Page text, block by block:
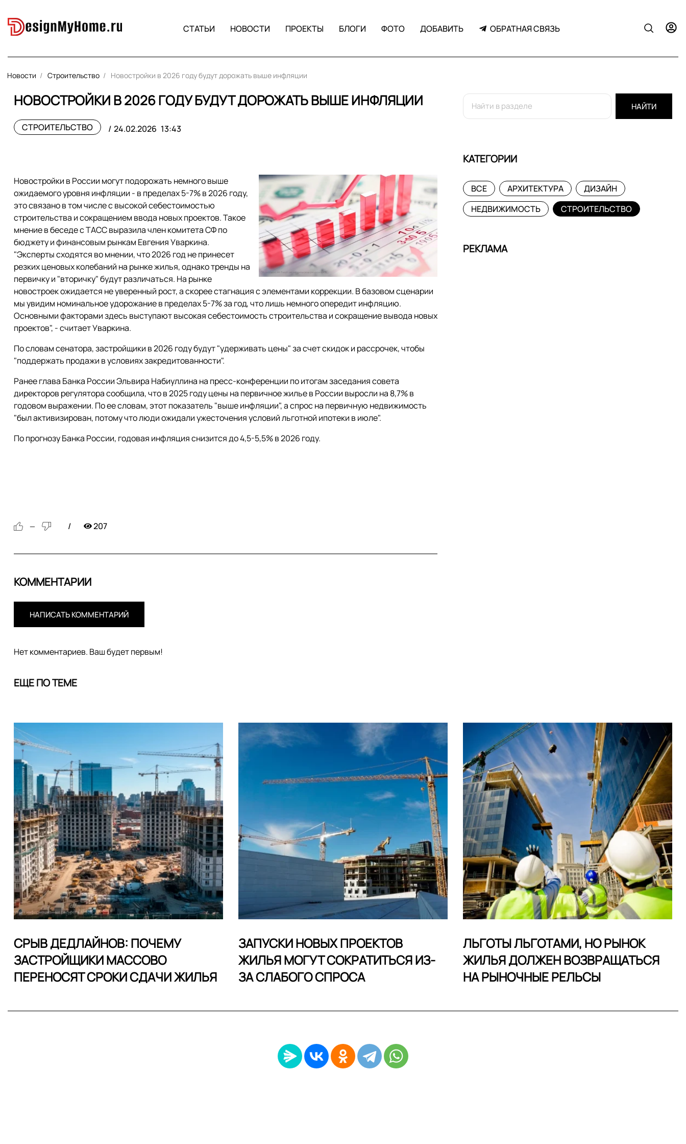
СТАТЬИ НОВОСТИ ПРОЕКТЫ БЛОГИ ФОТО ДОБАВИТЬ ОБРАТНАЯ СВЯЗЬ
Новости Строительство Новостройки в 2026 году будут дорожать выше инфляции
НОВОСТРОЙКИ В 2026 ГОДУ БУДУТ ДОРОЖАТЬ ВЫШЕ ИНФЛЯЦИИ
СТРОИТЕЛЬСТВО 24.02.2026 13:43
Новостройки в России могут подорожать немного выше
ожидаемого уровня инфляции - в пределах 5-7% в 2026 году,
это связано в том числе с высокой себестоимостью
строительства и сокращением ввода новых проектов. Такое
мнение в беседе с ТАСС выразила член комитета СФ по
бюджету и финансовым рынкам Евгения Уваркина.
"Эксперты сходятся во мнении, что 2026 год не принесет
резких ценовых колебаний на рынке жилья, однако тренды на
первичку и "вторичку" будут различаться. На рынке
новостроек ожидается не уверенный рост, а скорее стагнация с элементами коррекции. В базовом сценарии
мы увидим номинальное удорожание в пределах 5-7% за год, что лишь немного опередит инфляцию.
Основными факторами здесь выступают высокая себестоимость строительства и сокращение вывода новых
проектов", - считает Уваркина.
По словам сенатора, застройщики в 2026 году будут "удерживать цены" за счет скидок и рассрочек, чтобы
"поддержать продажи в условиях закредитованности".
Ранее глава Банка России Эльвира Набиуллина на пресс-конференции по итогам заседания совета
директоров регулятора сообщила, что в 2025 году цены на первичное жилье в России выросли на 8,7% в
годовом выражении. По ее словам, этот показатель "выше инфляции", а спрос на первичную недвижимость
"был активизирован, потому что люди ожидали ужесточения условий льготной ипотеки в июле".
По прогнозу Банка России, годовая инфляция снизится до 4,5-5,5% в 2026 году.
— 207
КОММЕНТАРИИ
НАПИСАТЬ КОММЕНТАРИЙ
Нет комментариев. Ваш будет первым!
НАЙТИ
КАТЕГОРИИ
ВСЕ АРХИТЕКТУРА
ДИЗАЙН
НЕДВИЖИМОСТЬ
СТРОИТЕЛЬСТВО
РЕКЛАМА
ЕЩЕ ПО ТЕМЕ
СРЫВ ДЕДЛАЙНОВ: ПОЧЕМУ
ЗАСТРОЙЩИКИ МАССОВО
ПЕРЕНОСЯТ СРОКИ СДАЧИ ЖИЛЬЯ
ЗАПУСКИ НОВЫХ ПРОЕКТОВ
ЖИЛЬЯ МОГУТ СОКРАТИТЬСЯ ИЗ-
ЗА СЛАБОГО СПРОСА
ЛЬГОТЫ ЛЬГОТАМИ, НО РЫНОК
ЖИЛЬЯ ДОЛЖЕН ВОЗВРАЩАТЬСЯ
НА РЫНОЧНЫЕ РЕЛЬСЫ